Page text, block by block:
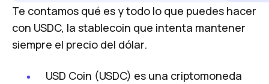
Te contamos qué es y todo lo que puedes hacer
con USDC, la stablecoin que intenta mantener
siempre el precio del dólar.
USD Coin (USDC) es una criptomoneda